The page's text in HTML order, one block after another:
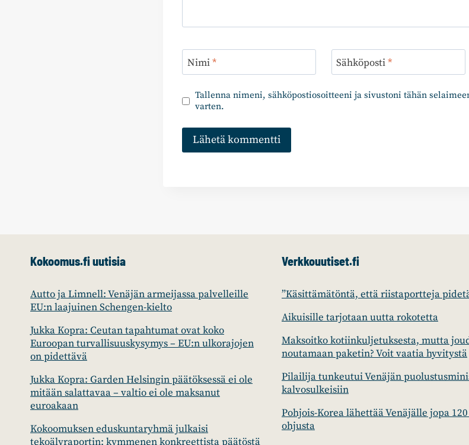
Nimi* Sähköposti*
Tallenna nimeni, sähköpostiosoitteeni ja sivustoni tähän
varten.
Kokoomus.fi uutisia
Autto ja Limnell: Venäjän armeijassa palvelleille
EU:n laajuinen Schengen-kielto
Jukka Kopra: Ceutan tapahtumat ovat koko
Euroopan turvallisuuskysymys – EU:n ulkorajojen
on pidettävä
Jukka Kopra: Garden Helsingin päätöksessä ei ole
mitään salattavaa – valtio ei ole maksanut
euroakaan
Kokoomuksen eduskuntaryhmä julkaisi
tekoälyraportin: kymmenen konkreettista päätöstä
Verkkouutiset.fi
”Käsittämätöntä, että riistaportteja
Aikuisille tarjotaan uutta rokotetta
Maksoitko kotiinkuljetuksesta, mutta
noutamaan paketin? Voit vaatia hyvitystä
Pilailija tunkeutui Venäjän
kalvosulkeisiin
Pohjois-Korea lähettää Venäjälle jopa
ohjusta